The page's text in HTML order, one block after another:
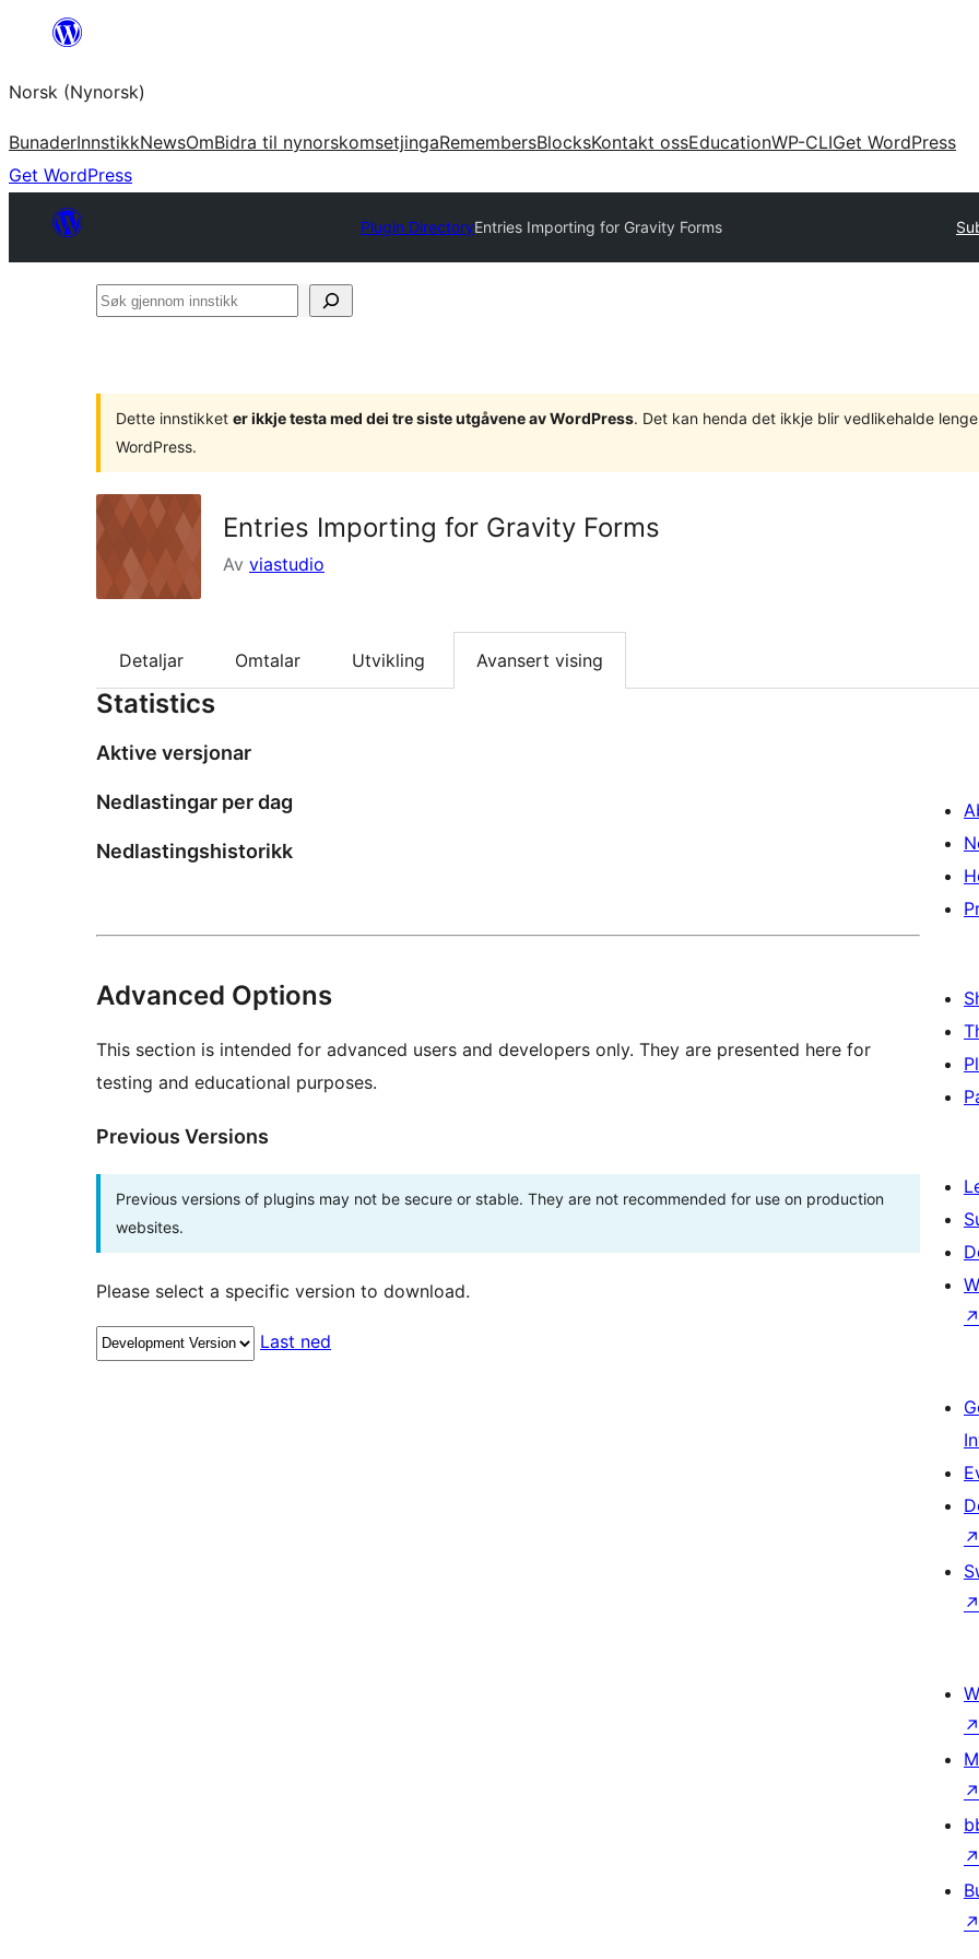
content
Norsk (Nynorsk)
BunaderInnstikkNewsOmBidra til nynorskomsetjingaRemembersBlocksKontakt ossEducationWP-CLIGet WordPress
Get WordPress
Plugin DirectoryEntries Importing for Gravity Forms
Søk
Dette innstikket er ikkje testa med dei tre siste utgåvene av WordPress. Det kan henda det ikkje blir vedlikehalde
WordPress.
Entries Importing for Gravity Forms
Av viastudio
Detaljar Omtalar Utvikling Avansert vising
Statistics
Aktive versjonar
Nedlastingar per dag
Nedlastingshistorikk
Advanced Options
This section is intended for advanced users and developers only. They are presented here for
testing and educational purposes.
Previous Versions
Previous versions of plugins may not be secure or stable. They are not recommended for use on production
websites.
Please select a specific version to download.
Last ned
↗
↗
↗
↗
↗
↗
↗